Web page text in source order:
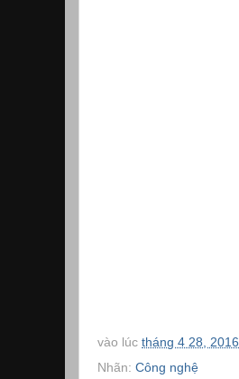
vào lúc tháng 4 28, 2016
Nhãn: Công nghệ